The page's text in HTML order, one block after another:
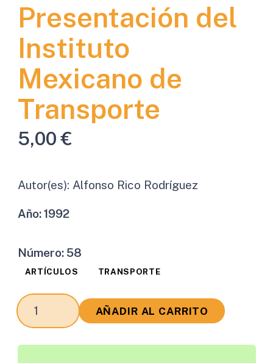
Presentación del
Instituto
Mexicano de
Transporte
5,00€
Autor(es): Alfonso Rico Rodríguez
Año:1992
Número: 58
ARTÍCULOS TRANSPORTE
Presentación
del
AÑADIR AL CARRITO